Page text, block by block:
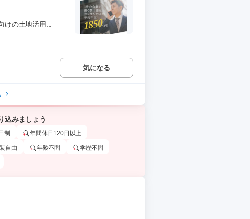
の土地活用...
気になる
込みましょう
制 年間休日120日以上
自由 年齢不問 学歴不問